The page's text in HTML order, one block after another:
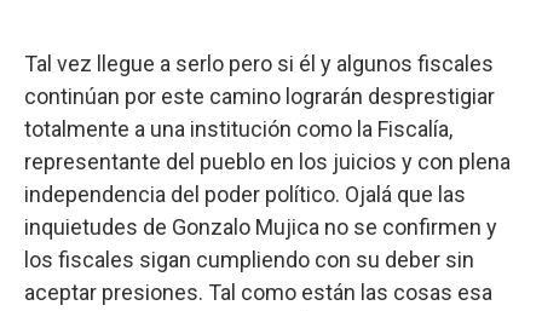
Tal vez llegue a serlo pero si él y algunos fiscales
continúan por este camino lograrán desprestigiar
totalmente a una institución como la Fiscalía,
representante del pueblo en los juicios y con plena
independencia del poder político. Ojalá que las
inquietudes de Gonzalo Mujica no se confirmen y
los fiscales sigan cumpliendo con su deber sin
aceptar presiones. Tal como están las cosas esa